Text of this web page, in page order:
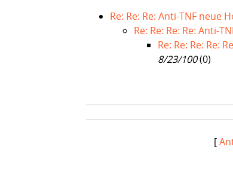
Re: Re: Re: Anti-TNF neue
Re: Re: Re: Re: Anti-
Re: Re: Re: Re:
8/23/100(0)
[